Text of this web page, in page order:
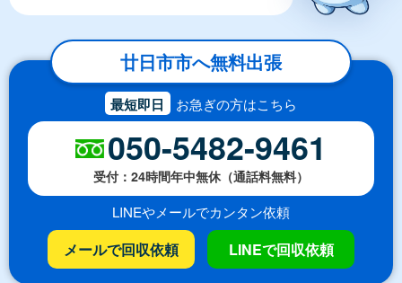
廿日市市へ無料出張
最短即日 お急ぎの方はこちら
050-5482-9461
受付：24時間年中無休（通話料無料）
LINEやメールでカンタン依頼
メールで回収依頼 LINEで回収依頼